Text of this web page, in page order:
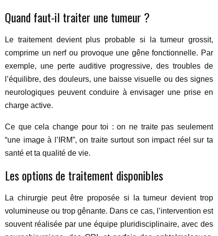
Quand faut-il traiter une tumeur ?
Le traitement devient plus probable si la tumeur grossit,
comprime un nerf ou provoque une gêne fonctionnelle. Par
exemple, une perte auditive progressive, des troubles de
l’équilibre, des douleurs, une baisse visuelle ou des signes
neurologiques peuvent conduire à envisager une prise en
charge active.
Ce que cela change pour toi : on ne traite pas seulement
“une image à l’IRM”, on traite surtout son impact réel sur ta
santé et ta qualité de vie.
Les options de traitement disponibles
La chirurgie peut être proposée si la tumeur devient trop
volumineuse ou trop gênante. Dans ce cas, l’intervention est
souvent réalisée par une équipe pluridisciplinaire, avec des